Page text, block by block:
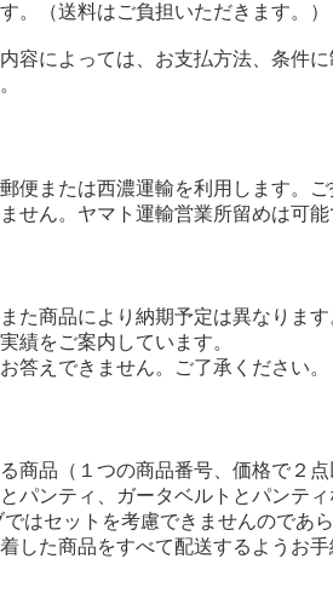
。（送料はご負担いただきます。）
容によっては、お支払方法、条件
便または西濃運輸を利用します。ご
せん。ヤマト運輸営業所留めは可能
た商品により納期予定は異なりま
績をご案内しています。
答えできません。ご了承ください。
商品（１つの商品番号、価格で２
パンティ、ガータベルトとパンテ
はセットを考慮できませんのであ
した商品をすべて配送するようお